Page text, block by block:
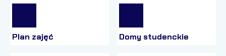
Plan zajęć Domy studenckie